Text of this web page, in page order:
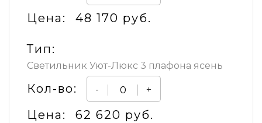
Цена: 48 170 руб.
Тип:
Светильник Уют-Люкс 3 плафона ясень
Кол-во: - +
Цена: 62 620 руб.